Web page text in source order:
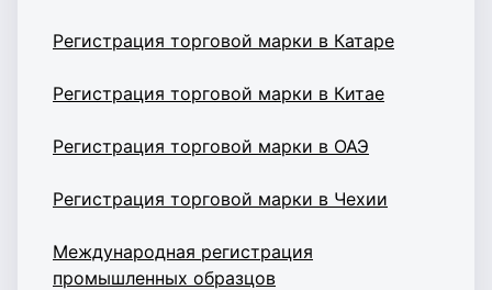
Регистрация торговой марки в Катаре
Регистрация торговой марки в Китае
Регистрация торговой марки в ОАЭ
Регистрация торговой марки в Чехии
Международная регистрация
промышленных образцов